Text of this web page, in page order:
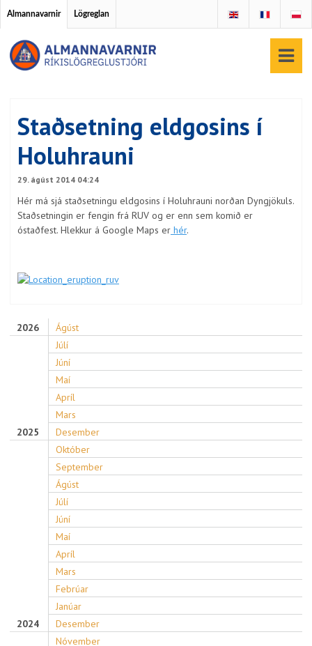
Almannavarnir Lögreglan
Staðsetning eldgosins í
Holuhrauni
29. ágúst 2014 04:24
Hér má sjá staðsetningu eldgosins í Holuhrauni norðan Dyngjökuls.
Staðsetningin er fengin frá RUV og er enn sem komið er
óstaðfest. Hlekkur á Google Maps er hér.
2026
Ágúst
Júlí
Júní
Maí
Apríl
Mars
2025
Desember
Október
September
Ágúst
Júlí
Júní
Maí
Apríl
Mars
Febrúar
Janúar
2024
Desember
Nóvember